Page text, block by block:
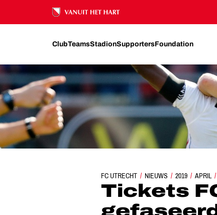
Ons nalatenschap
ClubTeamsStadionSupportersFoundation
FC UTRECHT NIEUWS 2019 APRIL
TICKETS FC EMMEN-UIT
Tickets